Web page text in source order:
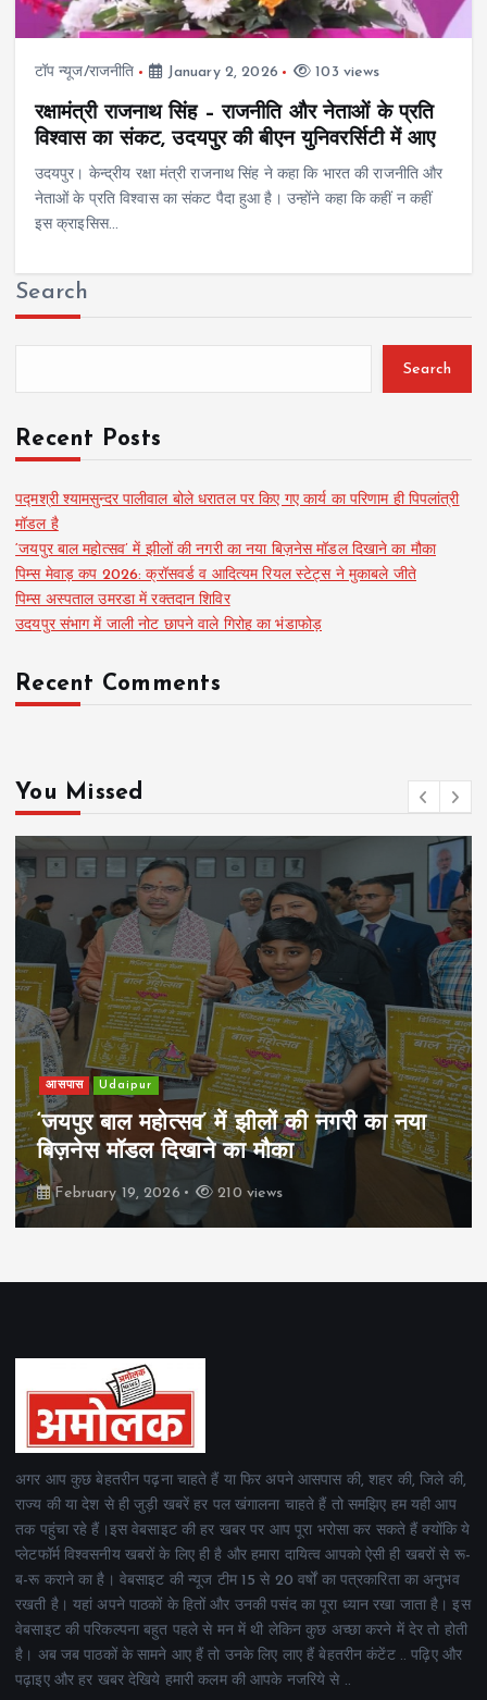
टॉप न्यूज/राजनीति January 2, 2026 103 views
रक्षामंत्री राजनाथ सिंह – राजनीति और नेताओं के प्रति
विश्वास का संकट, उदयपुर की बीएन युनिवरर्सिटी में आए
उदयपुर। केन्द्रीय रक्षा मंत्री राजनाथ सिंह ने कहा कि भारत की राजनीति और
नेताओं के प्रति विश्वास का संकट पैदा हुआ है। उन्होंने कहा कि कहीं न कहीं
इस क्राइसिस…
Search
Search
Recent Posts
पद्मश्री श्यामसुन्दर पालीवाल बोले धरातल पर किए गए कार्य का परिणाम ही पिपलांत्री
मॉडल है
‘जयपुर बाल महोत्सव’ में झीलों की नगरी का नया बिज़नेस मॉडल दिखाने का मौका
पिम्स मेवाड़ कप 2026: क्रॉसवर्ड व आदित्यम रियल स्टेट्स ने मुकाबले जीते
पिम्स अस्पताल उमरडा में रक्तदान शिविर
उदयपुर संभाग में जाली नोट छापने वाले गिरोह का भंडाफोड़
Recent Comments
You Missed
आसपास Udaipur
‘जयपुर बाल महोत्सव’ में झीलों की नगरी का नया
बिज़नेस मॉडल दिखाने का मौका
February 19, 2026 210 views
अगर आप कुछ बेहतरीन पढ़ना चाहते हैं या फिर अपने आसपास की, शहर की, जिले की,
राज्य की या देश से ही जुड़ी खबरें हर पल खंगालना चाहते हैं तो समझिए हम यही आप
तक पहुंचा रहे हैं।इस वेबसाइट की हर खबर पर आप पूरा भरोसा कर सकते हैं क्योंकि ये
प्लेटफॉर्म विश्वसनीय खबरों के लिए ही है और हमारा दायित्व आपको ऐसी ही खबरों से रू-
ब-रू कराने का है। वेबसाइट की न्यूज टीम 15 से 20 वर्षों का पत्रकारिता का अनुभव
रखती है। यहां अपने पाठकों के हितों और उनकी पसंद का पूरा ध्यान रखा जाता है। इस
वेबसाइट की परिकल्पना बहुत पहले से मन में थी लेकिन कुछ अच्छा करने में देर तो होती
है। अब जब पाठकों के सामने आए हैं तो उनके लिए लाए हैं बेहतरीन कंटेंट .. पढ़िए और
पढ़ाइए और हर खबर देखिये हमारी कलम की आपके नजरिये से ..